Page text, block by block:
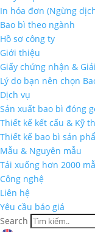
In hóa đơn (Ngừng
Bao bì theo ngành
Hồ sơ công ty
Giới thiệu
Giấy chứng nhận &
Lý do bạn nên chọn
Dịch vụ
Sản xuất bao bì đóng
Thiết kế kết cấu & Kỹ
Thiết kế bao bì sản
Mẫu & Nguyên mẫu
Tải xuống hơn 2000
Công nghệ
Liên hệ
Yêu cầu báo giá
Search